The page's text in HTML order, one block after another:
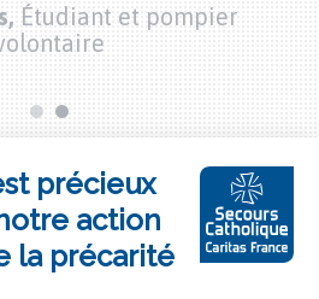
Étudiant et pompier
à nos côtés
CATHOLIQUE